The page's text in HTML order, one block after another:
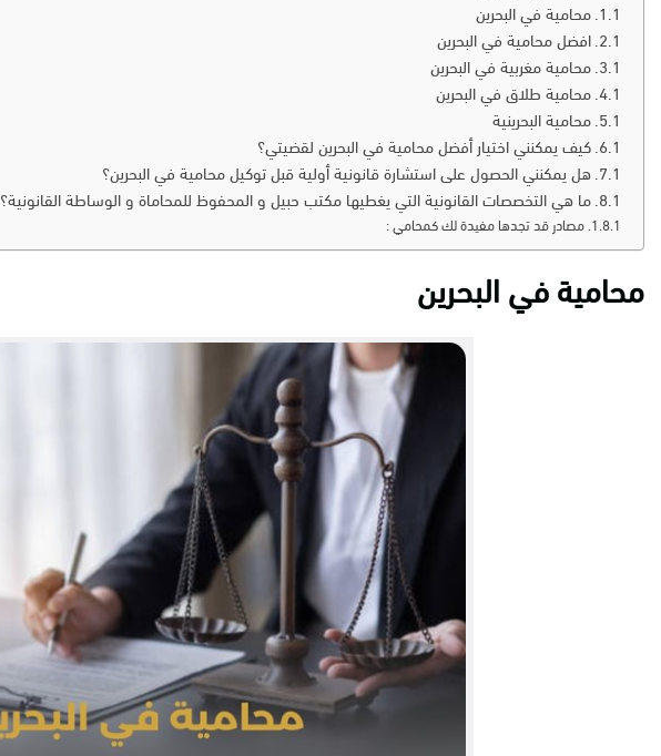
محامية في البحرين
افضل محامية في البحرين
محامية مغربية في البحرين
محامية طلاق في البحرين
محامية البحرينية
كيف يمكنني اختيار أفضل محامية في البحرين لقضيتي؟
هل يمكنني الحصول على استشارة قانونية أولية قبل توكيل محامية في البحرين؟
ما هي التخصصات القانونية التي يغطيها مكتب حبيل و المحفوظ للمحاماة و الوساطة القانونية؟
مصادر قد تجدها مفيدة لك كمحامي :
محامية في البحرين